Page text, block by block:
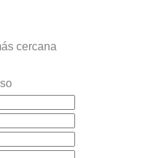
cercana